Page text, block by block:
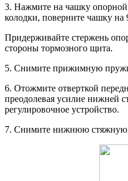
3. Нажмите на чашку опорной
колодки, поверните чашку
Придерживайте стержень
стороны тормозного щита.
5. Снимите прижимную
6. Отожмите отверткой
преодолевая усилие нижней
регулировочное устройство.
7. Снимите нижнюю стяжную